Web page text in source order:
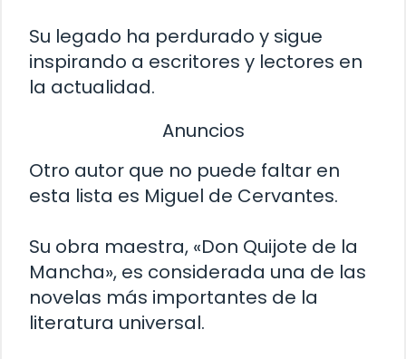
Su legado ha perdurado y sigue
inspirando a escritores y lectores en
la actualidad.
Anuncios
Otro autor que no puede faltar en
esta lista es Miguel de Cervantes.
Su obra maestra, «Don Quijote de la
Mancha», es considerada una de las
novelas más importantes de la
literatura universal.